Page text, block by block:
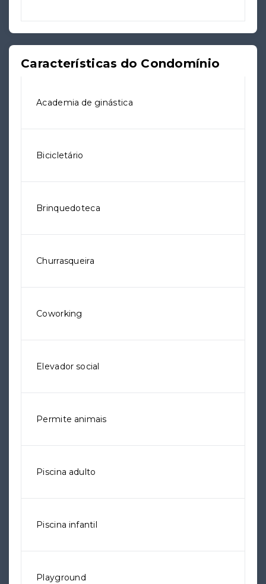
Características do Condomínio
Academia de ginástica
Bicicletário
Brinquedoteca
Churrasqueira
Coworking
Elevador social
Permite animais
Piscina adulto
Piscina infantil
Playground